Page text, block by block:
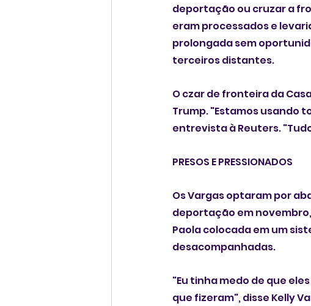
deportação ou cruzar a
eram processados e
prolongada sem
terceiros distantes.
O czar de fronteira da
Trump. "Estamos usando
entrevista à Reuters.
PRESOS E PRESSIONADOS
Os Vargas optaram por
deportação em
Paola colocada em um
desacompanhadas.
"Eu tinha medo de que
que fizeram", disse Kelly